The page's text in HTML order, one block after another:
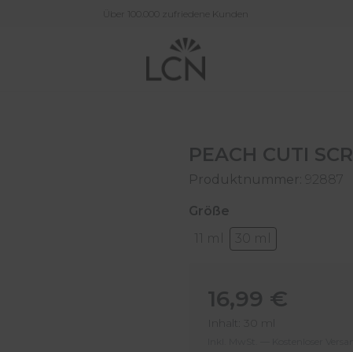
Über 100.000 zufriedene Kunden
PEACH CUTI
Produktnummer: 92887
Größe
11 ml
30 ml
Regulärer Preis:
16,99 €
Inhalt: